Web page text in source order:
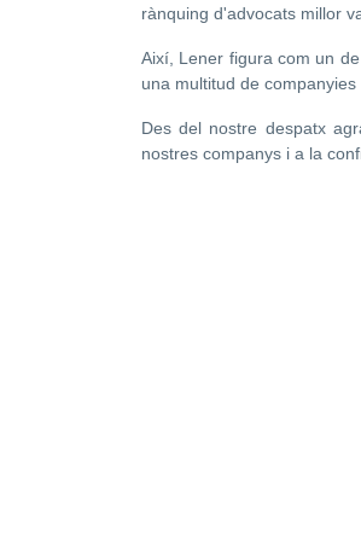
rànquing d'advocats millor
Així, Lener figura com un
una multitud de
Des del nostre despatx
nostres companys i a la